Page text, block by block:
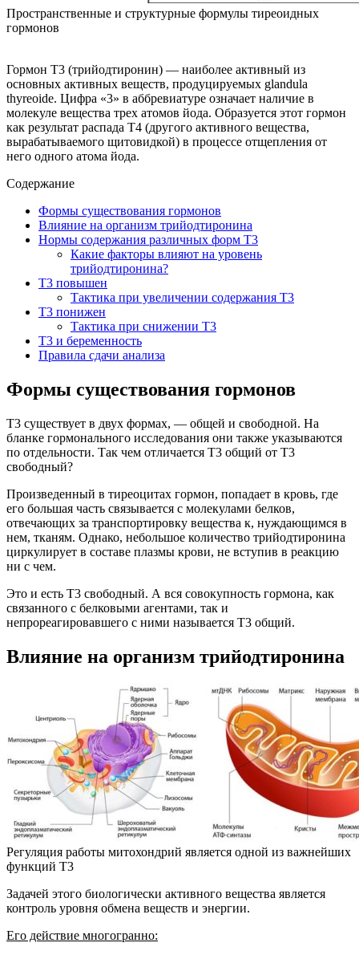
Пространственные и структурные формулы тиреоидных
гормонов
Гормон Т3 (трийодтиронин) — наиболее активный из
основных активных веществ, продуцируемых glandula
thyreoide. Цифра «3» в аббревиатуре означает наличие в
молекуле вещества трех атомов йода. Образуется этот гормон
как результат распада Т4 (другого активного вещества,
вырабатываемого щитовидкой) в процессе отщепления от
него одного атома йода.
Содержание
Формы существования гормонов
Влияние на организм трийодтиронина
Нормы содержания различных форм Т3
Какие факторы влияют на уровень
трийодтиронина?
Т3 повышен
Тактика при увеличении содержания Т3
Т3 понижен
Тактика при снижении Т3
Т3 и беременность
Правила сдачи анализа
Формы существования гормонов
Т3 существует в двух формах, — общей и свободной. На
бланке гормонального исследования они также указываются
по отдельности. Так чем отличается Т3 общий от Т3
свободный?
Произведенный в тиреоцитах гормон, попадает в кровь, где
его большая часть связывается с молекулами белков,
отвечающих за транспортировку вещества к, нуждающимся в
нем, тканям. Однако, небольшое количество трийодтиронина
циркулирует в составе плазмы крови, не вступив в реакцию
ни с чем.
Это и есть Т3 свободный. А вся совокупность гормона, как
связанного с белковыми агентами, так и
непрореагировавшего с ними называется Т3 общий.
Влияние на организм трийодтиронина
Регуляция работы митохондрий является одной из важнейших
функций Т3
Задачей этого биологически активного вещества является
контроль уровня обмена веществ и энергии.
Его действие многогранно: